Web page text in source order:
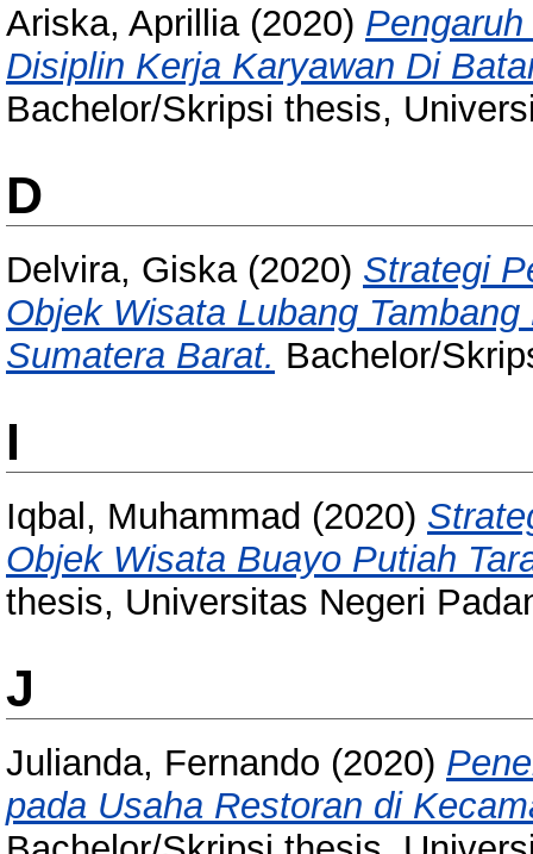
Ariska, Aprillia(2020)
Disiplin Kerja Karyawan Di
Bachelor/Skripsi thesis,
D
Delvira, Giska(2020) Strategi
Objek Wisata Lubang
Sumatera Barat. Bachelor/
I
Iqbal, Muhammad (2020)
Objek Wisata Buayo Putiah
thesis, Universitas Negeri
J
Julianda, Fernando (2020)
pada Usaha Restoran di